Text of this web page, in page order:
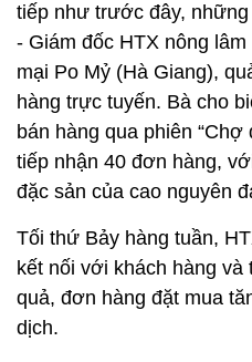
tiếp như trước đây,
- Giám đốc HTX nông
mại Po Mỷ (Hà Giang),
hàng trực tuyến. Bà cho
bán hàng qua phiên “Chợ
tiếp nhận 40 đơn hàng,
đặc sản của cao nguyên
Tối thứ Bảy hàng tuần,
kết nối với khách hàng và
quả, đơn hàng đặt mua
dịch.